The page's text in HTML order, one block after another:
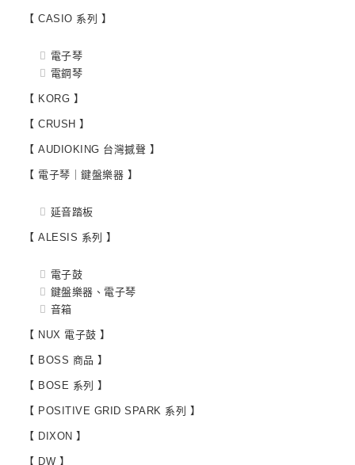
【 CASIO 系列 】
電子琴
電鋼琴
【 KORG 】
【 CRUSH 】
【 AUDIOKING 台灣撼聲 】
【 電子琴｜鍵盤樂器 】
延音踏板
【 ALESIS 系列 】
電子鼓
鍵盤樂器、電子琴
音箱
【 NUX 電子鼓 】
【 BOSS 商品 】
【 BOSE 系列 】
【 POSITIVE GRID SPARK 系列 】
【 DIXON 】
【 DW 】